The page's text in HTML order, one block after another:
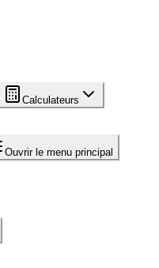
Calculateurs
Ouvrir le menu principal